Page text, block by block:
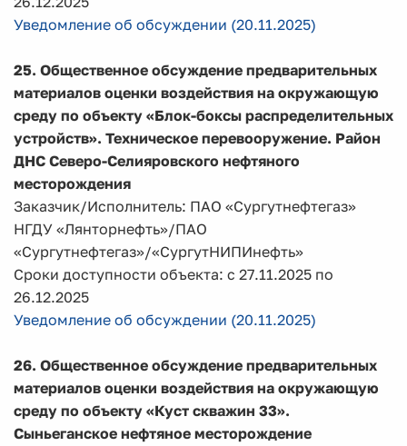
Уведомление об обсуждении (20.11.2025)
25. Общественное обсуждение предварительных
материалов оценки воздействия на окружающую
среду по объекту «Блок-боксы распределительных
устройств». Техническое перевооружение. Район
ДНС Северо-Селияровского нефтяного
месторождения
Заказчик/Исполнитель: ПАО «Сургутнефтегаз»
НГДУ «Лянторнефть»/ПАО
«Сургутнефтегаз»/«СургутНИПИнефть»
Сроки доступности объекта: с 27.11.2025 по
26.12.2025
Уведомление об обсуждении (20.11.2025)
26. Общественное обсуждение предварительных
материалов оценки воздействия на окружающую
среду по объекту «Куст скважин 33».
Сыньеганское нефтяное месторождение